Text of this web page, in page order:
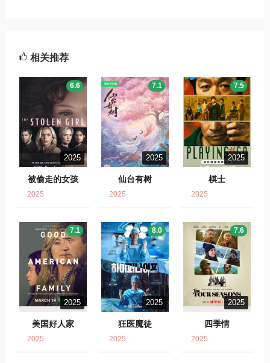
相关推荐
2025
被偷走的女孩
6.6
2025
2025
仙台有树
7.1
2025
2025
棋士
7.5
2025
2025
美国好人家
7.1
2025
2025
狂医魔徒
8.0
2025
2025
四季情
7.6
2025